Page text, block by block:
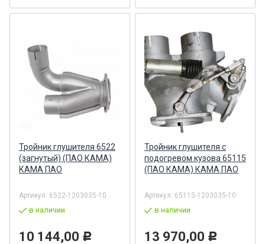
Тройник глушителя 6522
(загнутый) (ПАО КАМА)
КАМА ПАО
Артикул: 6522-1203035-10
в наличии
10 144,00 Р
Тройник глушителя с
подогревом кузова 65115
(ПАО КАМА) КАМА ПАО
Артикул: 65115-1203035-10
в наличии
13 970,00 Р